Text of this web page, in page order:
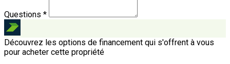
Questions *
Découvrez les options de financement qui s'offrent à vous
pour acheter cette propriété